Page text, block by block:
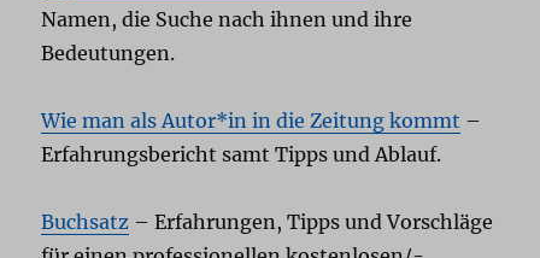
Namen, die Suche nach ihnen und ihre
Bedeutungen.
Wie man als Autor*in in die Zeitung kommt –
Erfahrungsbericht samt Tipps und Ablauf.
Buchsatz – Erfahrungen, Tipps und Vorschläge